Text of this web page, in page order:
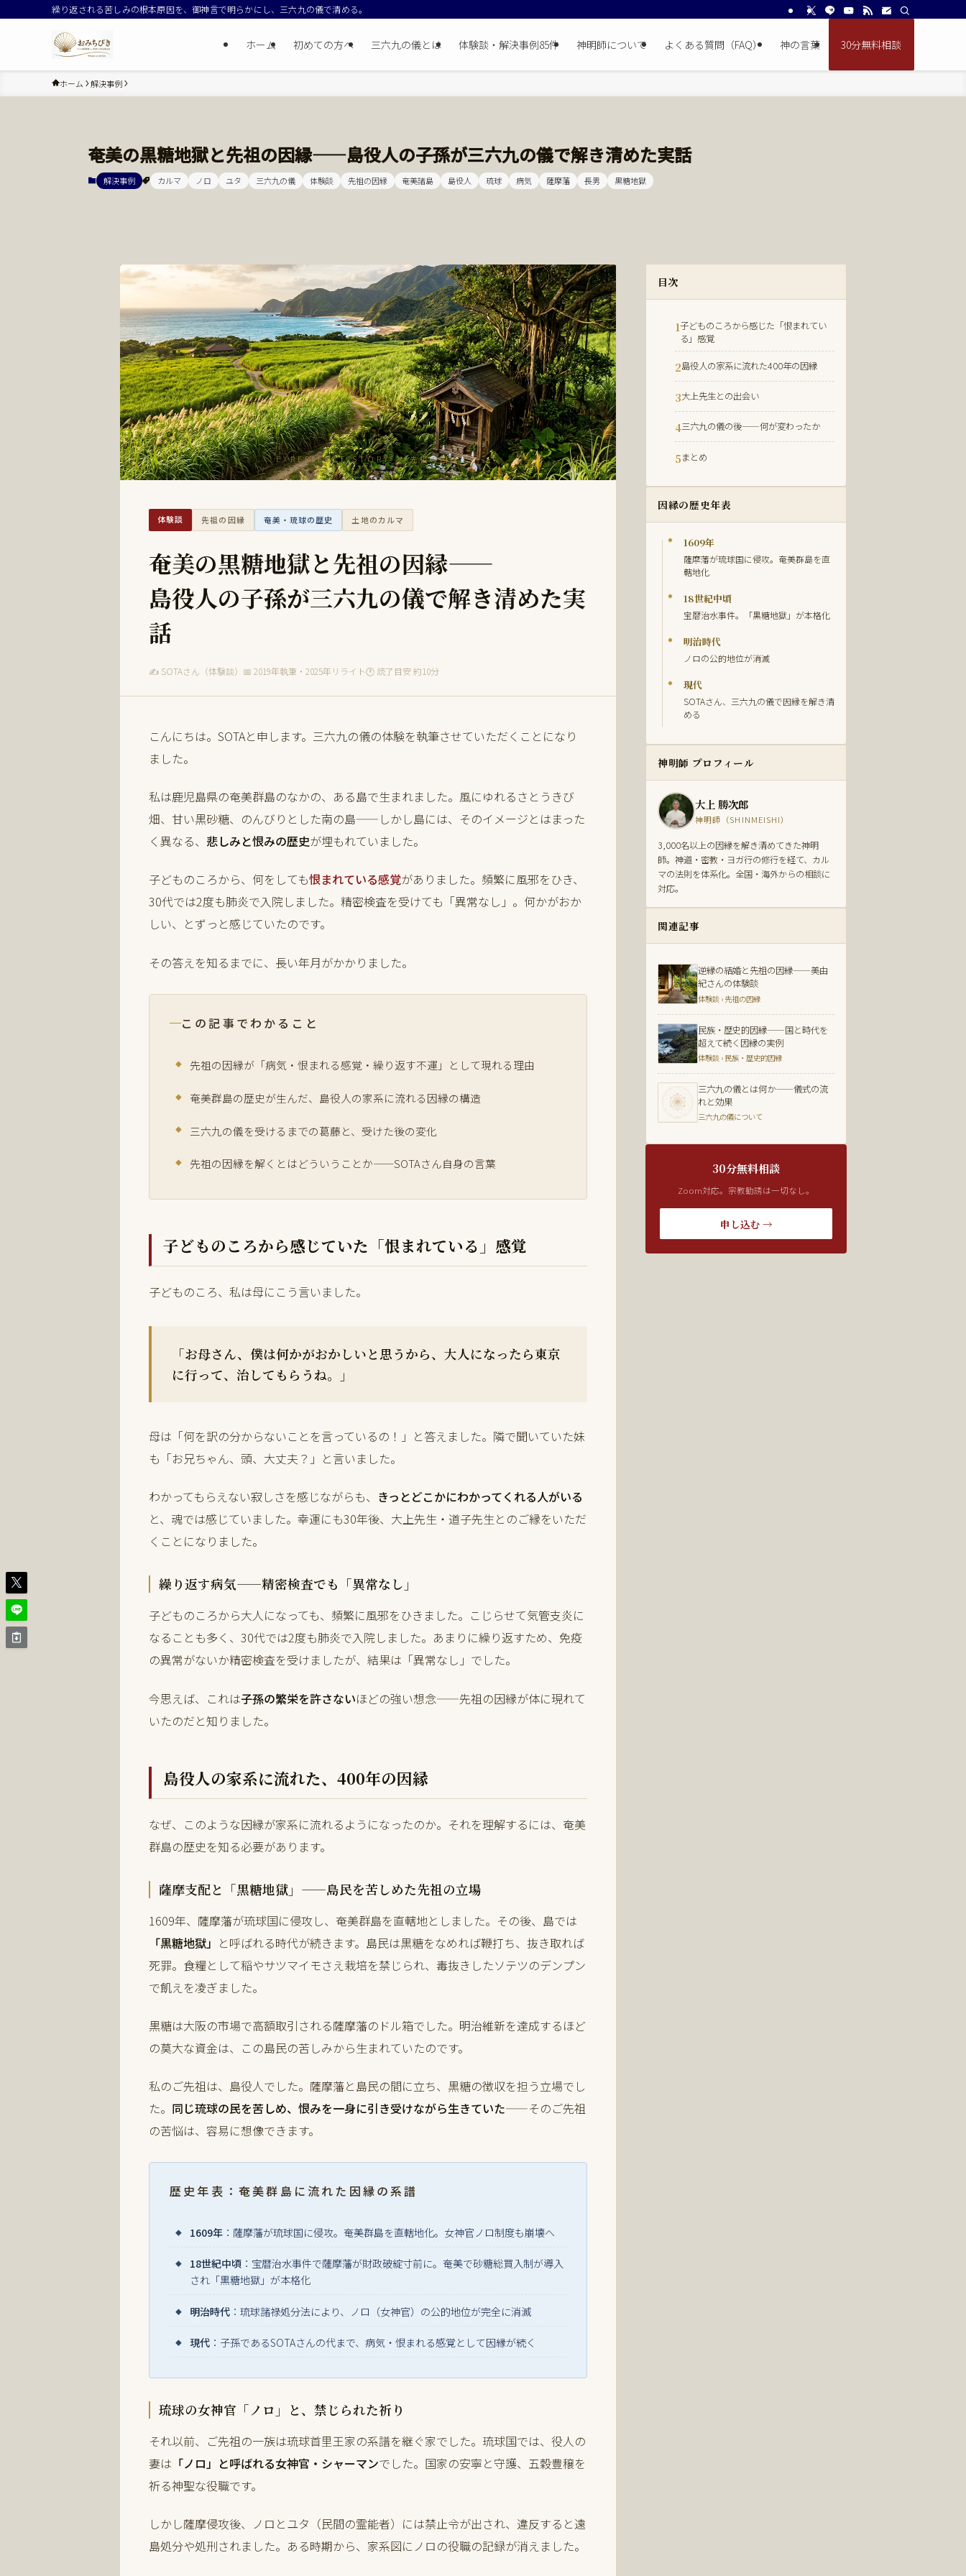
繰り返される苦しみの根本原因を、御神言で明らかにし、三六九の儀で清める。
ホーム 初めての方へ 三六九の儀とは 体験談・解決事例85件 神明師について よくある質問（FAQ） 神の言葉 30分無料相談
ホーム 解決事例
奄美の黒糖地獄と先祖の因縁——島役人の子孫が三六九の儀で解き清めた実話
解決事例 カルマ ノロ ユタ 三六九の儀 体験談 先祖の因縁 奄美諸島 島役人 琉球 病気 薩摩藩 長男 黒糖地獄
EXPERIENCE STORY ／ 先祖の因縁
体験談 先祖の因縁 奄美・琉球の歴史 土地のカルマ
奄美の黒糖地獄と先祖の因縁——
島役人の子孫が三六九の儀で解き清めた実
話
✍ SOTAさん（体験談） 📅 2019年執筆・2025年リライト🕐 読了目安 約10分
こんにちは。SOTAと申します。三六九の儀の体験を執筆させていただくことになり
ました。
私は鹿児島県の奄美群島のなかの、ある島で生まれました。風にゆれるさとうきび
畑、甘い黒砂糖、のんびりとした南の島——しかし島には、そのイメージとはまった
く異なる、 悲しみと恨みの歴史が埋もれていました。
子どものころから、何をしても恨まれている感覚がありました。頻繁に風邪をひき、
30代では2度も肺炎で入院しました。精密検査を受けても「異常なし」。何かがおか
しい、とずっと感じていたのです。
その答えを知るまでに、長い年月がかかりました。
この記事でわかること
先祖の因縁が「病気・恨まれる感覚・繰り返す不運」として現れる理由
奄美群島の歴史が生んだ、島役人の家系に流れる因縁の構造
三六九の儀を受けるまでの葛藤と、受けた後の変化
先祖の因縁を解くとはどういうことか——SOTAさん自身の言葉
子どものころから感じていた「恨まれている」感覚
子どものころ、私は母にこう言いました。
「お母さん、僕は何かがおかしいと思うから、大人になったら東京
に行って、治してもらうね。」
母は「何を訳の分からないことを言っているの！」と答えました。隣で聞いていた妹
も「お兄ちゃん、頭、大丈夫？」と言いました。
わかってもらえない寂しさを感じながらも、 きっとどこかにわかってくれる人がいる
と、魂では感じていました。幸運にも30年後、大上先生・道子先生とのご縁をいただ
くことになりました。
繰り返す病気——精密検査でも「異常なし」
子どものころから大人になっても、頻繁に風邪をひきました。こじらせて気管支炎に
なることも多く、30代では2度も肺炎で入院しました。あまりに繰り返すため、免疫
の異常がないか精密検査を受けましたが、結果は「異常なし」でした。
今思えば、これは子孫の繁栄を許さないほどの強い想念——先祖の因縁が体に現れて
いたのだと知りました。
島役人の家系に流れた、400年の因縁
なぜ、このような因縁が家系に流れるようになったのか。それを理解するには、奄美
群島の歴史を知る必要があります。
薩摩支配と「黒糖地獄」——島民を苦しめた先祖の立場
1609年、薩摩藩が琉球国に侵攻し、奄美群島を直轄地としました。その後、島では
「黒糖地獄」 と呼ばれる時代が続きます。島民は黒糖をなめれば鞭打ち、抜き取れば
死罪。食糧として稲やサツマイモさえ栽培を禁じられ、毒抜きしたソテツのデンプン
で飢えを凌ぎました。
黒糖は大阪の市場で高額取引される薩摩藩のドル箱でした。明治維新を達成するほど
の莫大な資金は、この島民の苦しみから生まれていたのです。
私のご先祖は、島役人でした。薩摩藩と島民の間に立ち、黒糖の徴収を担う立場でし
た。 同じ琉球の民を苦しめ、恨みを一身に引き受けながら生きていた——そのご先祖
の苦悩は、容易に想像できます。
歴史年表：奄美群島に流れた因縁の系譜
1609年 ：薩摩藩が琉球国に侵攻。奄美群島を直轄地化。女神官ノロ制度も崩壊へ
18世紀中頃 ：宝暦治水事件で薩摩藩が財政破綻寸前に。奄美で砂糖総買入制が導入
され「黒糖地獄」が本格化
明治時代 ：琉球諸禄処分法により、ノロ（女神官）の公的地位が完全に消滅
現代 ：子孫であるSOTAさんの代まで、病気・恨まれる感覚として因縁が続く
琉球の女神官「ノロ」と、禁じられた祈り
それ以前、ご先祖の一族は琉球首里王家の系譜を継ぐ家でした。琉球国では、役人の
妻は 「ノロ」と呼ばれる女神官・シャーマンでした。国家の安寧と守護、五穀豊穣を
祈る神聖な役職です。
しかし薩摩侵攻後、ノロとユタ（民間の霊能者）には禁止令が出され、違反すると遠
島処分や処刑されました。ある時期から、家系図にノロの役職の記録が消えました。
目次
子どものころから感じた「恨まれてい
る」感覚
島役人の家系に流れた400年の因縁
大上先生との出会い
三六九の儀の後——何が変わったか
まとめ
因縁の歴史年表
1609年
薩摩藩が琉球国に侵攻。奄美群島を直
轄地化
18世紀中頃
宝暦治水事件。「黒糖地獄」が本格化
明治時代
ノロの公的地位が消滅
現代
SOTAさん、三六九の儀で因縁を解き清
める
神明師 プロフィール
大上 勝次郎
神明師（SHINMEISHI）
3,000名以上の因縁を解き清めてきた神明
師。神道・密教・ヨガ行の修行を経て、カル
マの法則を体系化。全国・海外からの相談に
対応。
関連記事
逆縁の結婚と先祖の因縁——美由
紀さんの体験談
体験談 › 先祖の因縁
民族・歴史的因縁——国と時代を
超えて続く因縁の実例
体験談 › 民族・歴史的因縁
三六九の儀とは何か——儀式の流
れと効果
三六九の儀について
30分無料相談
Zoom対応。宗教勧誘は一切なし。
申し込む →